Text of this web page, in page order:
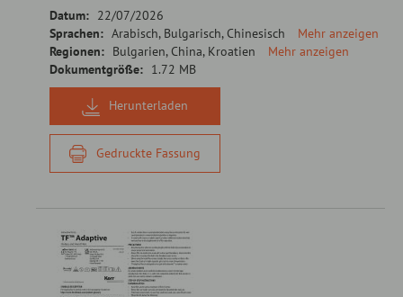
Datum: 22/07/2026
Sprachen: Arabisch, Bulgarisch, Chinesisch
Mehr anzeigen
Regionen: Bulgarien, China, Kroatien
Mehr anzeigen
Dokumentgröße: 1.72 MB
Herunterladen
Gedruckte Fassung